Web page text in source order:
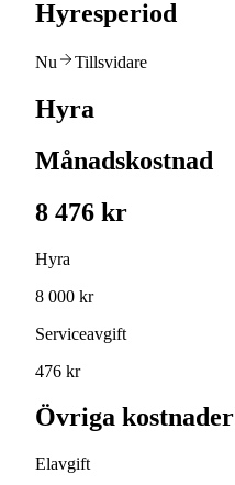
Hyresperiod
Nu Tillsvidare
Hyra
Månadskostnad
8 476 kr
Hyra
8 000 kr
Serviceavgift
476 kr
Övriga kostnader
Elavgift